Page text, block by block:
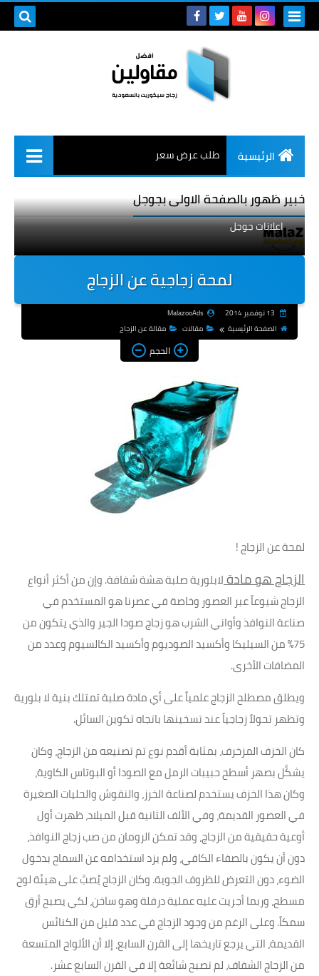
الرئيسية طلب عرض سعر
خبير ظهور بالصفحة الاولى بجوجل
اعلانات جوجل
لمحة زجاجية عن الزجاج
MalazooAds
الصفحة الرئيسية
مقالات مقالة عن الزجاج
الحجم
لمحة عن الزجاج !
الزجاج هو مادةلابلورية صلبة هشة شفافة. وإن من أكثر أنواع
الزجاج شيوعاً عبر العصور وخاصة في عصرنا هو المستخدم في
صناعة النوافذ وأواني الشرب هو زجاج صودا الجير والذي يتكون من
75% من السيليكا وأكسيد الصوديوم وأكسيد الكالسيوم وعدد من
المضافات الأخرى.
ويطلق مصطلح الزجاج علمياً على أي مادة صلبة تمتلك بنية لا بلورية
وتظهر تحولاً زجاجياً عند تسخينها باتجاه تكوين السائل.
كان الخزف المزخرف، بمثابة أقدم نوع تم تصنيعه من الزجاج، وكان
يشكَّل بصهر أسطح حبيبات الرمل مع الصودا أو البوتاس الكاوية،
وكان هذا الخزف يستخدم لصناعة الخرز، والنقوش والحليات الصغيرة
في العصور القديمة، وفي الألف الثانية قبل الميلاد، ظهرت أول
أوعية حقيقية من الزجاج، وقد تمكن الرومان من صب زجاج النوافذ،
دون أن يكون بالصفاء الكافي، ولم يزد استخدامه عن السماح بدخول
الضوء، دون التعرض للظروف الجوية. وكان الزجاج يُصبَّ على هيئة لوح
مسطح، وربما أجريت عليه عملية درفلة وهو ساخن، لكي يصبح أرق
سمكاً. وعلى الرغم من وجود الزجاج في عدد قليل من الكنائس
القديمة، التي يرجع تاريخها إلى القرن السابع، إلا أن الألواح المتسعة
من الزجاج الشفاف، لم تصبح شائعة إلا في القرن السابع عشر.